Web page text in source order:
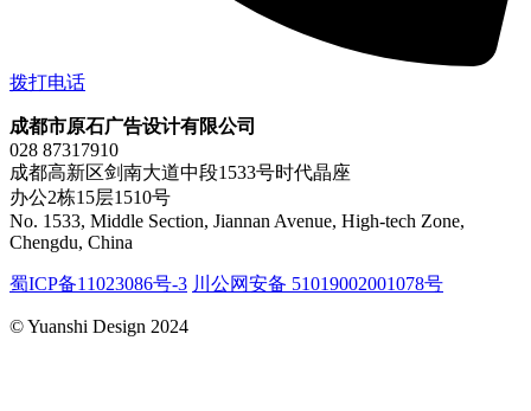
拨打电话
成都市原石广告设计有限公司
028 87317910
成都高新区剑南大道中段1533号时代晶座
办公2栋15层1510号
No. 1533, Middle Section, Jiannan Avenue, High-tech Zone,
Chengdu, China
蜀ICP备11023086号-3 川公网安备 51019002001078号
© Yuanshi Design 2024